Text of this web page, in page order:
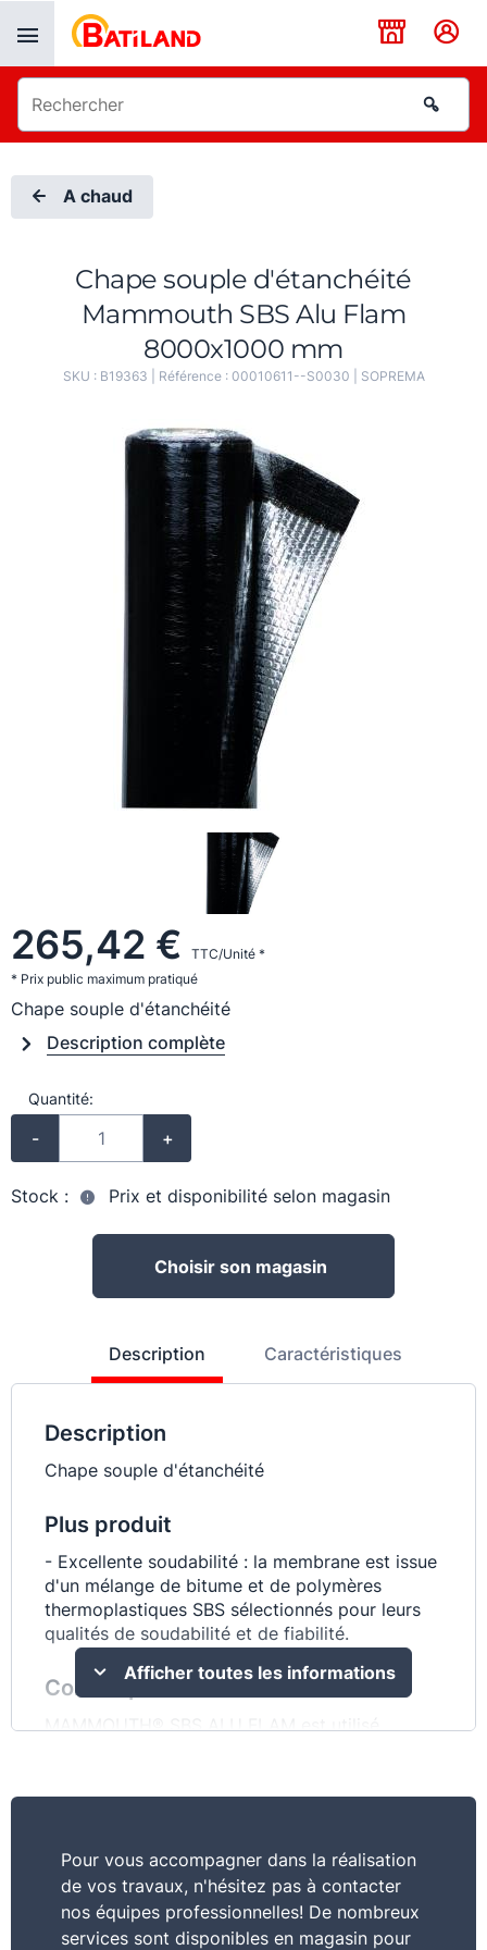
A chaud
Chape souple d'étanchéité
Mammouth SBS Alu Flam
8000x1000 mm
SKU : B19363 | Référence : 00010611--S0030 SOPREMA
265,42 €
TTC/Unité *
* Prix public maximum pratiqué
Chape souple d'étanchéité
Description complète
Quantité:
- +
Stock : Prix et disponibilité selon magasin
Choisir son magasin
Description Caractéristiques
Description
Chape souple d'étanchéité
Plus produit
- Excellente soudabilité : la membrane est issue
d'un mélange de bitume et de polymères
thermoplastiques SBS sélectionnés pour leurs
qualités de soudabilité et de fiabilité.
Conseil pro
MAMMOUTH® SBS ALU FLAM est utilisé
de bitume SBS. S’utilise exclusivement en
de toiture : par exemple, autour des cheminées
et autres pénétrations, noues...
Afficher toutes les informations
Pour vous accompagner dans la réalisation
de vos travaux, n'hésitez pas à contacter
nos équipes professionnelles! De nombreux
services sont disponibles en magasin pour
Panneau de gestion des cookies